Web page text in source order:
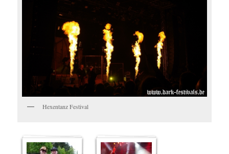
Hexentanz Festival